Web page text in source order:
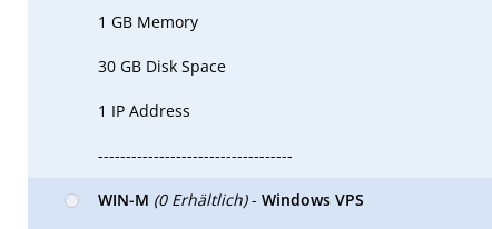
1 GB Memory
30 GB Disk Space
1 IP Address
-----------------------------------
WIN-M (0 Erhältlich)- Windows VPS